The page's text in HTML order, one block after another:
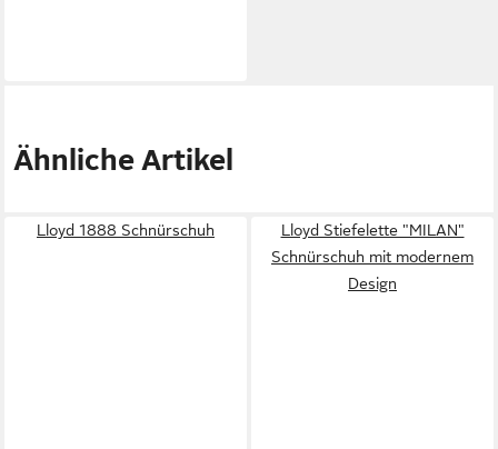
Ähnliche Artikel
Lloyd 1888 Schnürschuh
Lloyd Stiefelette "MILAN"
Schnürschuh mit modernem
Design